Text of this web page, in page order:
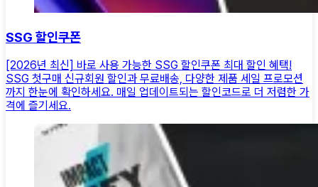
SSG 할인쿠폰
[2026년 최신] 바로 사용 가능한 SSG 할인쿠폰 최대 할인 혜택!
SSG 첫구매 신규회원 할인과 무료배송, 다양한 제품 세일 프로모션
까지 한눈에 확인하세요. 매일 업데이트되는 할인코드로 더 저렴한 가
격에 즐기세요.